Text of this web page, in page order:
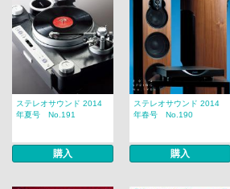
ステレオサウンド 2014
年夏号 No.191
購入
ステレオサウンド 2014
年春号 No.190
購入